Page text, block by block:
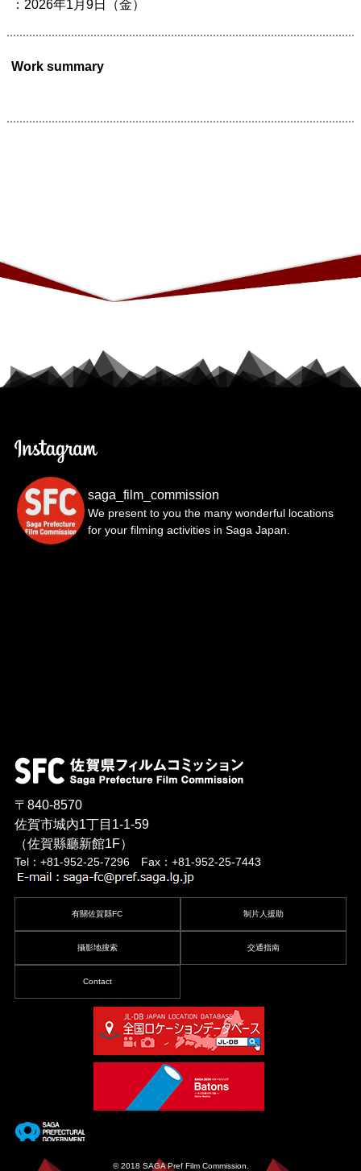
：2026年1月9日（金）
Work summary
saga_film_commission
We present to you the many wonderful locations
for your filming activities in Saga Japan.
〒840-8570
佐賀市城內1丁目1-1-59
（佐賀縣廳新館1F）
Tel：+81-952-25-7296 Fax：+81-952-25-7443
有關佐賀縣FC 制片人援助
攝影地搜索 交通指南
Contact
© 2018 SAGA Pref Film Commission.